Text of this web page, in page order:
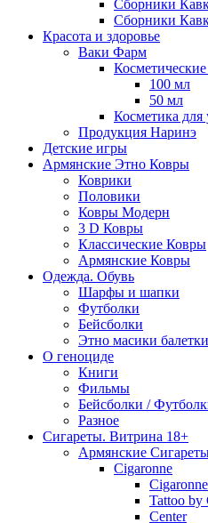
Сборники
Сборники
Красота и здоровье
Ваки Фарм
100 мл
50 мл
Косметика для
Продукция Наринэ
Детские игры
Армянские Этно Ковры
Коврики
Половики
Ковры Модерн
3 D Ковры
Классические Ковры
Армянские Ковры
Одежда. Обувь
Шарфы и шапки
Футболки
Бейсболки
Этно масики балетки
О геноциде
Книги
Фильмы
Бейсболки /
Разное
Сигареты. Витрина 18+
Армянские
Cigaronne
Cigaronne
Tattoo by
Center